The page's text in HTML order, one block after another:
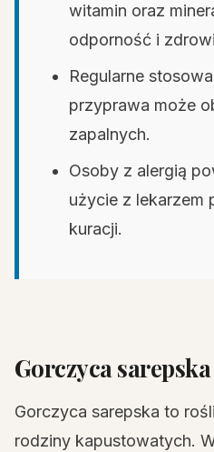
witamin oraz
odporność i
Regularne
przyprawa może
zapalnych.
Osoby z alergią
użycie z lekarzem
kuracji.
Gorczyca sarepska
Gorczyca sarepska to
rodziny kapustowatych.